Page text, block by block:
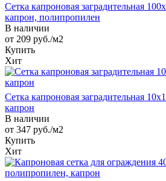
Сетка капроновая заградительная
капрон, полипропилен
В наличии
от 209 руб./м2
Купить
Хит
Сетка капроновая заградительная
капрон
В наличии
от 347 руб./м2
Купить
Хит